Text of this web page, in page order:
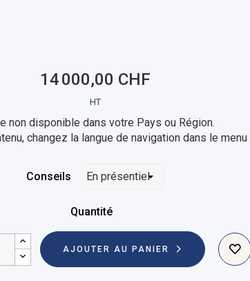
14 000,00 CHF
HT
non disponible dans votre Pays ou Région.
changez la langue de navigation dans le menu
Conseils
Quantité
AJOUTER AU PANIER